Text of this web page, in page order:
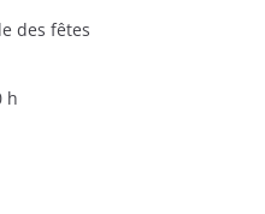
des fêtes
h